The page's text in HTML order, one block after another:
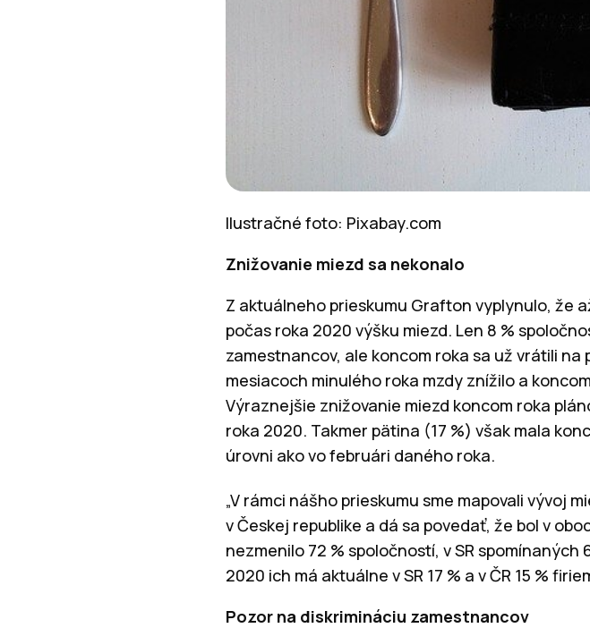
Ilustračné foto: Pixabay.com
Znižovanie miezd sa nekonalo
Z aktuálneho prieskumu Grafton vyplynulo, že
počas roka 2020 výšku miezd. Len 8 %
zamestnancov, ale koncom roka sa už vrátili na
mesiacoch minulého roka mzdy znížilo a
Výraznejšie znižovanie miezd koncom roka
roka 2020. Takmer pätina (17 %) však mala
úrovni ako vo februári daného roka.
„V rámci nášho prieskumu sme mapovali vývoj
v Českej republike a dá sa povedať, že bol v
nezmenilo 72 % spoločností, v SR
2020 ich má aktuálne v SR 17 % a v ČR 15 %
Pozor na diskrimináciu zamestnancov